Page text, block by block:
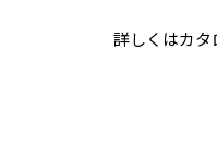
詳しくはカタ